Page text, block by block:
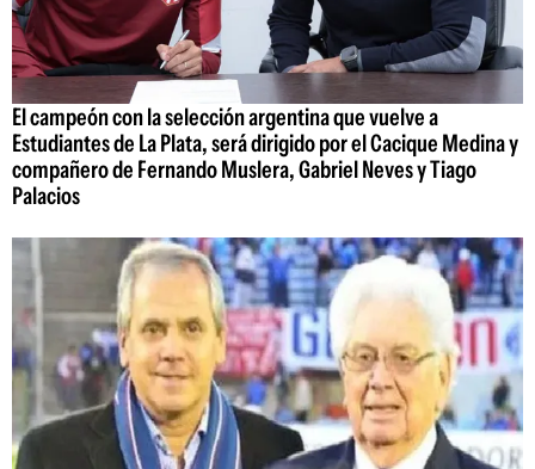
El campeón con la selección argentina que vuelve a
Estudiantes de La Plata, será dirigido por el Cacique Medina y
compañero de Fernando Muslera, Gabriel Neves y Tiago
Palacios